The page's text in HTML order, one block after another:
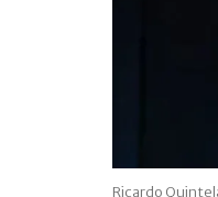
Ricardo